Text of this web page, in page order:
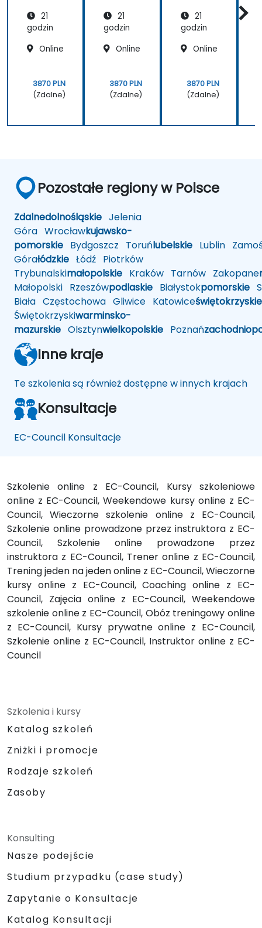
21
godzin
Online
3870 PLN
(Zdalne)
21
godzin
Online
3870 PLN
(Zdalne)
21
godzin
Online
3870 PLN
(Zdalne)
Pozostałe regiony w Polsce
Zdalnedolnośląskie Jelenia
Góra Wrocławkujawsko-
pomorskie Bydgoszcz Toruńlubelskie Lublin
Górałódzkie Łódź Piotrków
Trybunalskimałopolskie Kraków Tarnów Zakopane
Małopolski Rzeszówpodlaskie Białystokpomorskie
Biała Częstochowa Gliwice Katowiceświętokrzyskie
Świętokrzyskiwarminsko-
mazurskie Olsztynwielkopolskie Poznań
Inne kraje
Te szkolenia są również dostępne w innych krajach
Konsultacje
EC-Council Konsultacje
Szkolenie online z EC-Council, Kursy szkoleniowe
online z EC-Council, Weekendowe kursy online z EC-
Council, Wieczorne szkolenie online z EC-Council,
Szkolenie online prowadzone przez instruktora z EC-
Council, Szkolenie online prowadzone przez
instruktora z EC-Council, Trener online z EC-Council,
Trening jeden na jeden online z EC-Council, Wieczorne
kursy online z EC-Council, Coaching online z EC-
Council, Zajęcia online z EC-Council, Weekendowe
szkolenie online z EC-Council, Obóz treningowy online
z EC-Council, Kursy prywatne online z EC-Council,
Szkolenie online z EC-Council, Instruktor online z EC-
Council
Szkolenia i kursy
Katalog szkoleń
Zniżki i promocje
Rodzaje szkoleń
Zasoby
Konsulting
Nasze podejście
Studium przypadku (case study)
Zapytanie o Konsultacje
Katalog Konsultacji